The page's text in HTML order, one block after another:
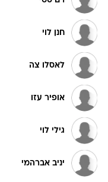
חנן לוי
לאסלו צה
אופיר עזו
גילי לוי
יניב אברהמי